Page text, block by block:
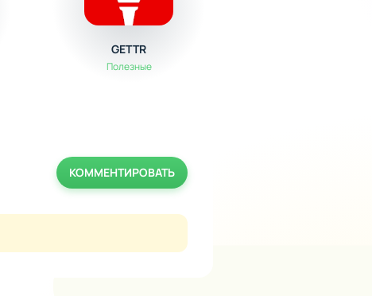
GETTR
Полезные
КОММЕНТИРОВАТЬ